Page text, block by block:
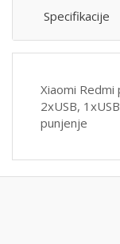
Specifikacije
Xiaomi
2xUSB,
punjenje